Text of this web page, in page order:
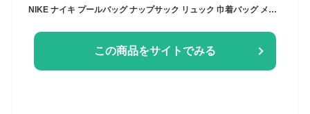
この商品をサイトでみる